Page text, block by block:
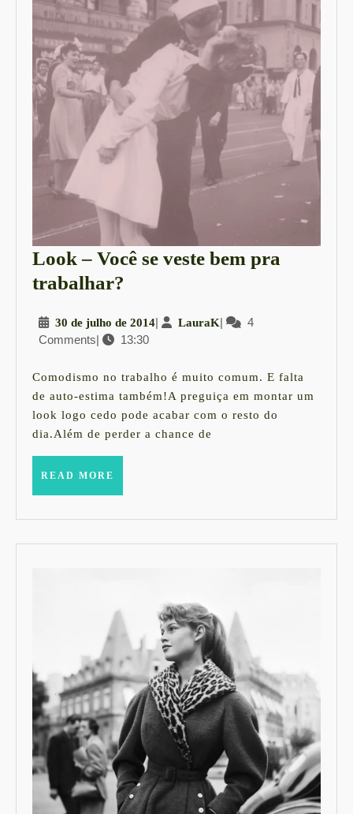
Look – Você se veste bem pra
trabalhar?
Você
veste
bem
pra
30 de julho de 201430
de
2014
| LauraKLauraK
|
4
Comments| 13:30
Comodismo no trabalho é muito comum. E falta
de auto-estima também!A preguiça em montar um
look logo cedo pode acabar com o resto do
dia.Além de perder a chance de
READ MORE